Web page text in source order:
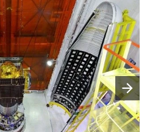
Następny slajd